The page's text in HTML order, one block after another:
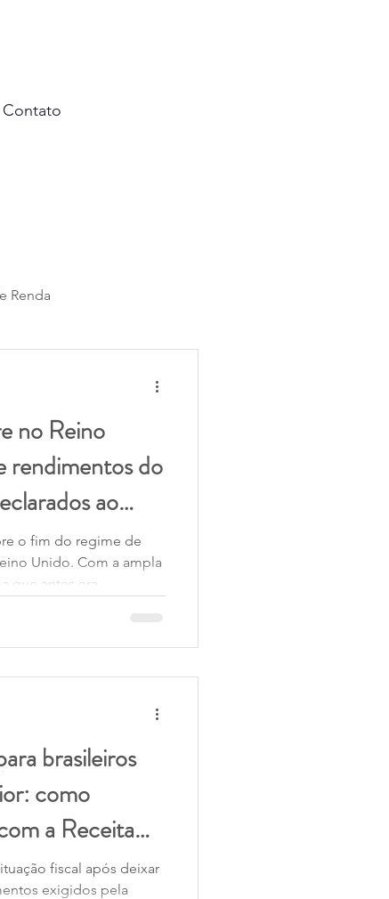
Contato
Renda
Benefícios
Receita Federal
no Reino
rendimentos do
ao
o fim do regime de
Unido. Com a ampla
que antes era
fiscais no Reino
que podem
do ext
brasileiros
como
a Receita
fiscal após deixar
exigidos pela